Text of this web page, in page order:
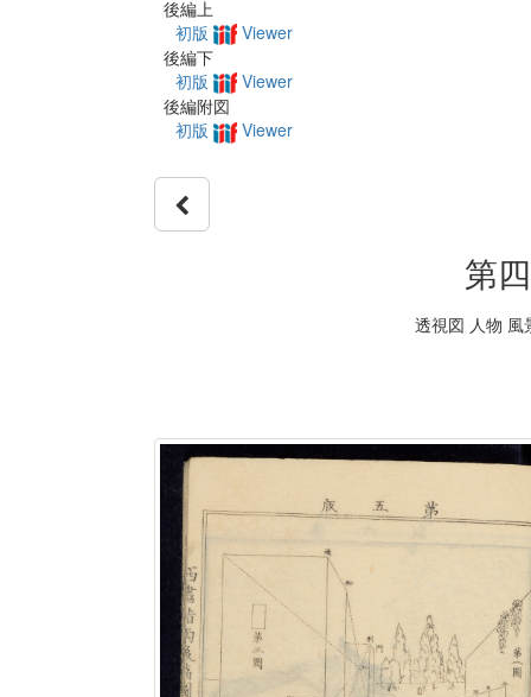
後編上
初版
Viewer
後編下
初版
Viewer
後編附図
初版
Viewer
第
透視図 人物 風